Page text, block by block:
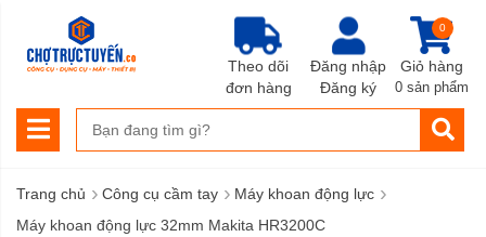
Đăng nhập
Đăng ký
Giỏ hàng
0
0 sản phẩm
Theo dõi
đơn hàng
Trang chủ › Công cụ cầm tay › Máy khoan động lực ›
Máy khoan động lực 32mm Makita HR3200C